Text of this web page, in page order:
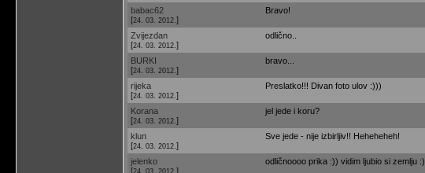
babac62
[24. 03. 2012. ]
Bravo!
Zvijezdan
[24. 03. 2012. ]
odlično..
BURKI
[24. 03. 2012. ]
bravo...
rijeka
[24. 03. 2012. ]
Preslatko!!! Divan foto ulov :)))
Korana
[24. 03. 2012. ]
jel jede i koru?
klun
[24. 03. 2012. ]
Sve jede - nije izbirljiv!! Heheheheh!
jelenko
[24. 03. 2012. ]
odličnoooo prika :)) vidim ljubio si zemlju :)